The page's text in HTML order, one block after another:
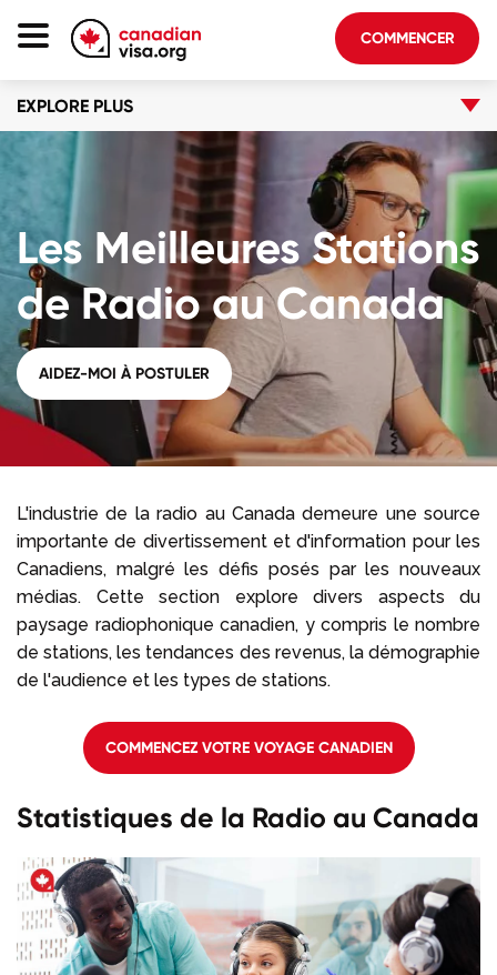
COMMENCER
EXPLORE PLUS
Les Meilleures Stations
de Radio au Canada
AIDEZ-MOI À POSTULER
L'industrie de la radio au Canada demeure une source
importante de divertissement et d'information pour les
Canadiens, malgré les défis posés par les nouveaux
médias. Cette section explore divers aspects du
paysage radiophonique canadien, y compris le nombre
de stations, les tendances des revenus, la démographie
de l'audience et les types de stations.
COMMENCEZ VOTRE VOYAGE CANADIEN
Statistiques de la Radio au Canada
Page D'accueil
À Propos De Nous
Blogue
FAQ
COMMENCER
Connectez-vous au compte
Appelez-nous au+1 604 449
1200